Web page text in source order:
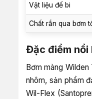
Vật liệu đế bi
Chất rắn qua bơm
Đặc điểm
Bơm màng
nhôm, sản phẩm
Wil-Flex